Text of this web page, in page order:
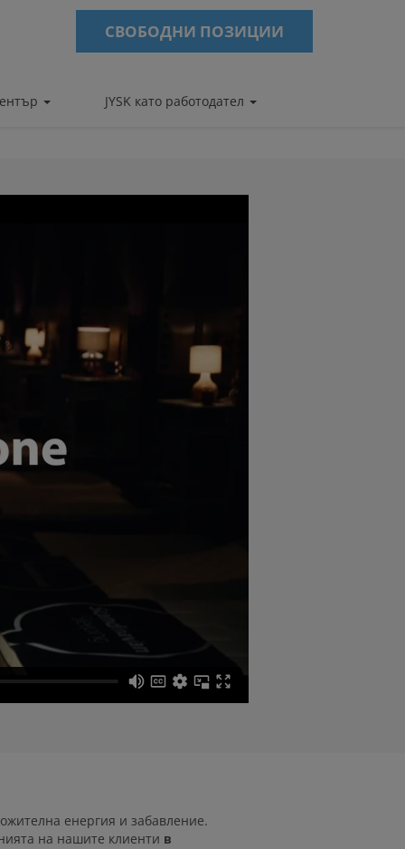
СВОБОДНИ ПОЗИЦИИ
JYSK като работодател
енергия и забавление.
на нашите клиенти в